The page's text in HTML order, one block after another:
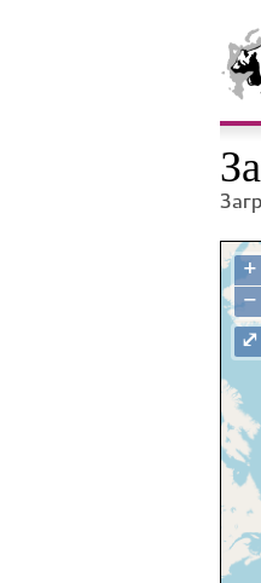
+
−
⤢